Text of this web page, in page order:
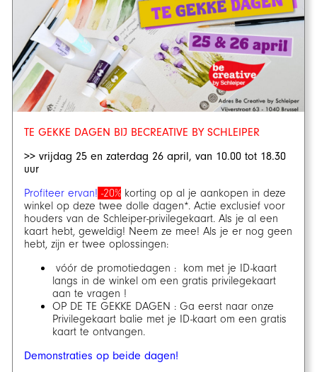
TE GEKKE DAGEN BIJ BECREATIVE BY SCHLEIPER
>> vrijdag 25 en zaterdag 26 april, van 10.00 tot 18.30
uur
Profiteer ervan! -20% korting op al je aankopen in deze
winkel op deze twee dolle dagen*. Actie exclusief voor
houders van de Schleiper-privilegekaart. Als je al een
kaart hebt, geweldig! Neem ze mee! Als je er nog geen
hebt, zijn er twee oplossingen:
vóór de promotiedagen : kom met je ID-kaart
langs in de winkel om een gratis privilegekaart
aan te vragen !
OP DE TE GEKKE DAGEN : Ga eerst naar onze
Privilegekaart balie met je ID-kaart om een gratis
kaart te ontvangen.
Demonstraties op beide dagen!